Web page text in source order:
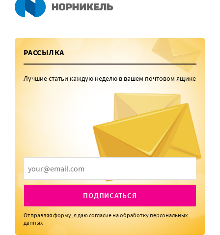
РАССЫЛКА
Лучшие статьи каждую неделю в вашем почтовом ящике
ПОДПИСАТЬСЯ
Отправляя форму, я даюсогласие на обработку персональных
данных